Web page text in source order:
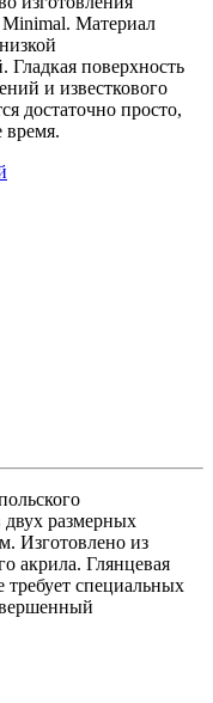
Материал
поверхность
и известкового
достаточно просто,
время.
двух размерных
Изготовлено из
акрила. Глянцевая
требует специальных